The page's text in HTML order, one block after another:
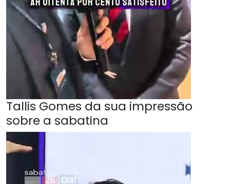
Tallis Gomes da sua impressão
sobre a sabatina